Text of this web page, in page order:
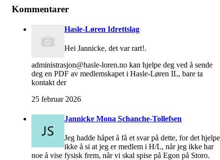
Kommentarer
Hasle-Løren Idrettslag
Hei Jannicke, det var rart!.
administrasjon@hasle-loren.no kan hjelpe deg ved å sende
deg en PDF av medlemskapet i Hasle-Løren IL, bare ta
kontakt der
25 februar 2026
Jannicke Mona Schanche-Tollefsen
Jeg hadde håpet å få et svar på dette, for det
ikke å si at jeg er medlem i H/L, når jeg ikke har
noe å vise fysisk frem, når vi skal spise på Egon på Storo.